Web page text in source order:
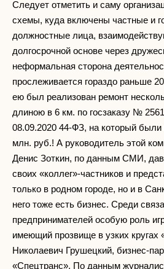
Следует отметить и саму
схемы, куда включены частные и
должностные лица,
долгосрочной основе через
неформальная сторона
прослеживается гораздо раньше
ею был реализован ремонт
длиною в 6 км. по госзаказу №
08.09.2020 44-ФЗ, на который
млн. руб.! А руководитель этой
Денис Зоткин, по данным СМИ,
своих «коллег»-частников и
только в родном городе, но и в
него тоже есть бизнес. Среди
предпринимателей особую роль
имеющий прозвище в узких кругах
Николаевич Грушецкий, бизнес-
«Спецтранс». По данным